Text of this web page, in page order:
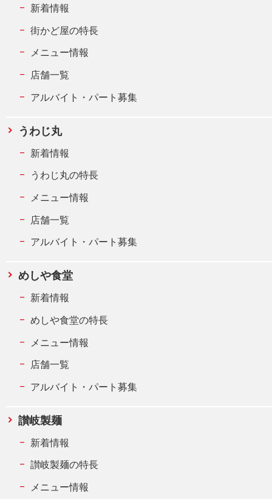
新着情報
街かど屋の特長
メニュー情報
店舗一覧
アルバイト・パート募集
うわじ丸
新着情報
うわじ丸の特長
メニュー情報
店舗一覧
アルバイト・パート募集
めしや食堂
新着情報
めしや食堂の特長
メニュー情報
店舗一覧
アルバイト・パート募集
讃岐製麺
新着情報
讃岐製麺の特長
メニュー情報